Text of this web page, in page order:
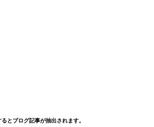
とブログ記事が抽出されます。